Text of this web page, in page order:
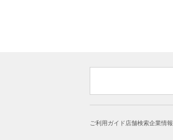
ご利用ガイド店舗検索企業情報